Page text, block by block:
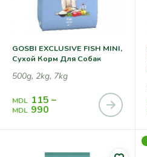
GOSBI EXCLUSIVE FISH MINI,
Сухой Корм Для Собак
500g, 2kg, 7kg
MDL 115 –
MDL 990